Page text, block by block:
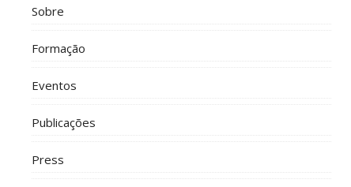
Sobre
Formação
Eventos
Publicações
Press